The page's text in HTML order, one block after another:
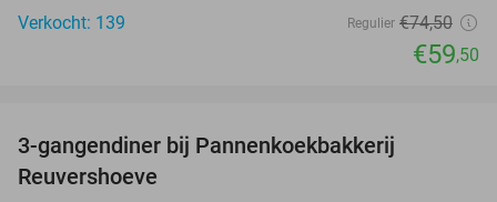
Verkocht: 139
Regulier €74,50
€59,50
3-gangendiner bij Pannenkoekbakkerij
Reuvershoeve